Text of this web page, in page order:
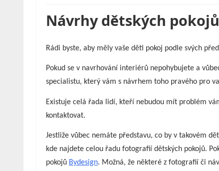
Návrhy dětských pokojů
Rádi byste, aby měly vaše děti pokoj podle svých
Pokud se v navrhování interiérů nepohybujete a
specialistu, který vám s návrhem toho pravého pro
Existuje celá řada lidí, kteří nebudou mít problém
kontaktovat.
Jestliže vůbec nemáte představu, co by v takovém
kde najdete celou řadu fotografií dětských pokojů.
pokojů Bydesign. Možná, že některé z fotografií či